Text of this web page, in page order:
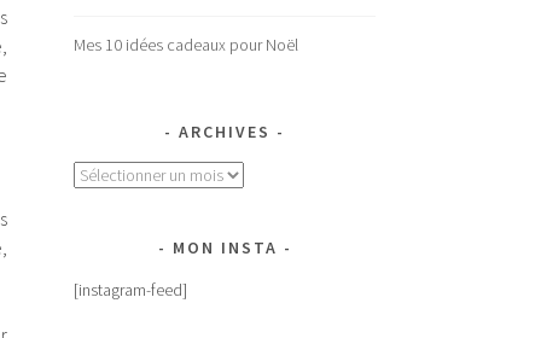
Mes 10 idées cadeaux pour Noël
ARCHIVES
Archives
MON INSTA
[instagram-feed]